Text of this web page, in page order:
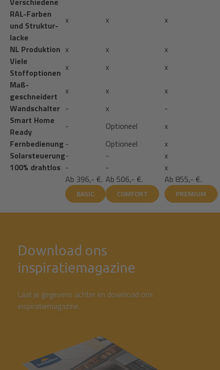
RAL-Farben
und Struktur­
lacke
x x x
NL Produktion x x
x
Viele
Stoffoptionen x x
x
Maß­
geschneidert
x x
x
Wandschalter - x
-
Smart Home
Ready
- Optioneel
x
Fern­bedienung - Optioneel
x
Solarsteuerung- -
x
100% drahtlos - -
x
Ab 396,- €. Ab 506,- €. Ab 855,- €.
BASIC COMFORT PREMIUM
Download ons
inspiratiemagazine
Laat je gegevens achter en download ons
inspiratiemagazine.